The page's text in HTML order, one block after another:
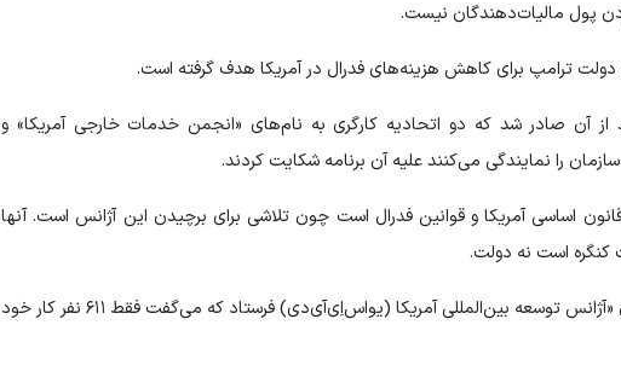
پول مالیات‌دهندگان نیست.
ترامپ برای کاهش هزینه‌های فدرال در آمریکا هدف گرفته است.
آن صادر شد که دو اتحادیه کارگری به نام‌های «انجمن خدمات خارجی آمریکا» و
را نمایندگی می‌کنند علیه آن برنامه شکایت کردند.
اساسی آمریکا و قوانین فدرال است چون تلاشی برای برچیدن این آژانس است. آنها
کنگره است نه دولت.
دولت ترامپ روز پنجشنبه یادداشتی را برای کارمندان «آژانس توسعه بین‌المللی آمریکا (یواس‌اِی‌آی‌دی) فرستاد که می‌گفت فقط ۶۱۱ نفر کار خود